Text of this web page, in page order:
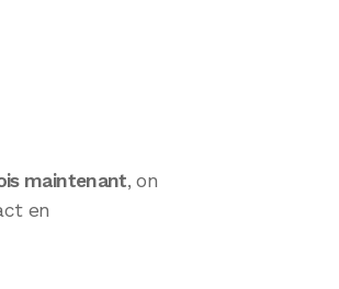
maintenant, on
en